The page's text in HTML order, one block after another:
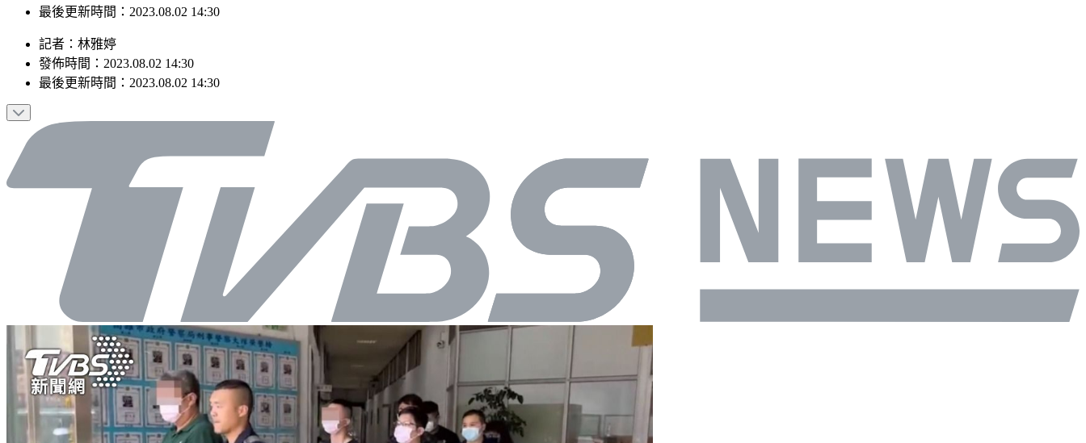
最後更新時間：2023.08.02 14:30
記者 ： 林雅婷
發佈時間： 2023.08.02 14:30
最後更新時間： 2023.08.02 14:30